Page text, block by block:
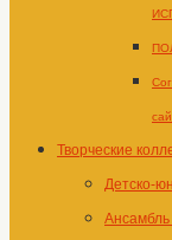
Творческие
Детско-
Ансамбль